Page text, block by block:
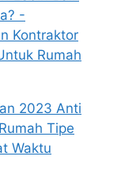
-
Kontraktor
Rumah
2023 Anti
Tipe
Waktu